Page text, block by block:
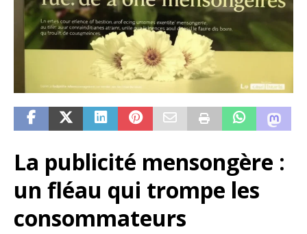
La publicité mensongère :
un fléau qui trompe les
consommateurs